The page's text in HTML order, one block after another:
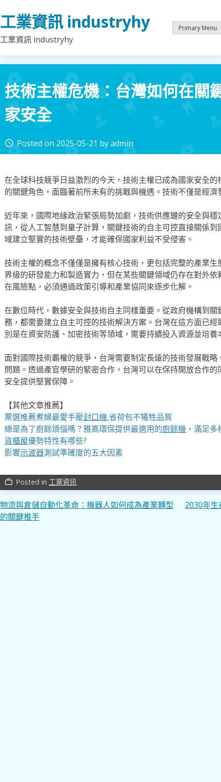
to
content
工業資訊 industryhy
工業資訊 industryhy
Primary Menu
技術主權危機：台灣如何在關
家安全
access_time Posted on 2025-05-21 byadmin
在全球科技競爭日益激烈的今天，技術主權已成為國家安全
的關鍵角色，面臨著前所未有的挑戰與機遇。技術不僅是經
近年來，國際地緣政治緊張局勢加劇，技術供應鏈的安全與
訊，從人工智慧到量子計算，關鍵技術的自主可控直接關係
域建立堅實的技術壁壘，才能確保國家利益不受侵害。
技術主權的概念不僅僅是擁有核心技術，更包括完整的產業
界級的研發能力和製造實力，但在某些關鍵領域仍存在對外
在風險點，必須通過政策引導和產業協同來逐步化解。
在數位時代，數據安全與技術自主同樣重要。從政府機構到
務，都需要建立自主可控的技術解決方案。台灣在這方面已
別是在資安防護、加密技術等領域，需要持續投入資源並培養
面對國際技術霸權的競爭，台灣需要制定長遠的技術發展戰
問題。透過產官學研的緊密合作，台灣可以在保持開放合作
安全提供堅實保障。
【其他文章推薦】
票選推薦煮婦最愛手壓封口機,省荷包不犧牲品質
總是為了廚餘煩惱嗎？雅高環保提供最適用的廚餘機，滿足多
貨櫃屋優勢特性有哪些?
影響示波器測試準確度的五大因素
work_outline Posted in 工業資訊
文
章
物流與倉儲自動化革命：機器人如何成為產業轉型
的關鍵推手
2030年